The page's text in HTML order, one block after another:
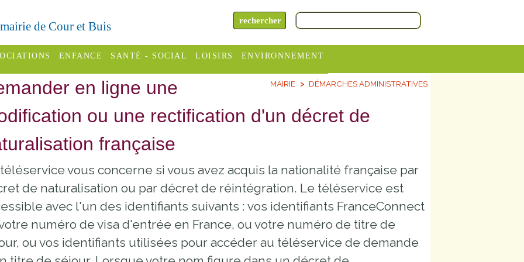
de Cour et Buis
des
ENFANCE
Assistantes
assistante
Pôle petite
enfance
Etablissements
SANTÉ - SOCIAL
Centres
CCAS
Conseil
Départemental
Le SSIAD
des Trois
LOISIRS
Cinémas
Piscines
Sélection
d'activité
ENVIRONNEMENT
Horaires
SITCOM
MAIRIE DÉMARCHES ADMINISTRATIVES
en ligne une
ou une rectification d'un décret de
française
vous concerne si vous avez acquis la nationalité française par
de naturalisation ou par décret de réintégration. Le téléservice est
avec l'un des identifiants suivants : vos identifiants FranceConnect
numéro de visa d'entrée en France, ou votre numéro de titre de
ou vos identifiants utilisées pour accéder au téléservice de demande